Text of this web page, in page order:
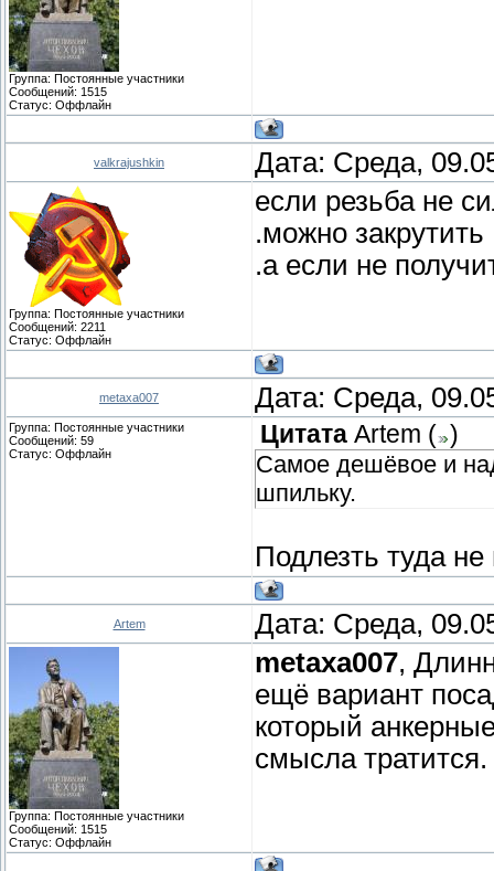
Группа: Постоянные участники
Сообщений: 1515
Статус: Оффлайн
valkrajushkin Дата: Среда,
Группа: Постоянные участники
Сообщений: 2211
Статус: Оффлайн
если резьба не
.можно
.а если не
metaxa007 Дата: Среда,
Группа: Постоянные участники
Сообщений: 59
Статус: Оффлайн
Цитата Artem ( )
Самое дешёвое и
шпильку.
Подлезть туда
Artem Дата: Среда,
Группа: Постоянные участники
Сообщений: 1515
Статус: Оффлайн
metaxa007,
ещё вариант
который
смысла тратится.